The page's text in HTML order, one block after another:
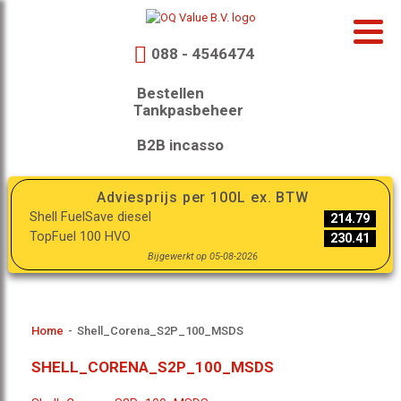
088 - 4546474
Bestellen
Tankpasbeheer
B2B incasso
Adviesprijs per 100L ex. BTW
Shell FuelSave diesel
214.79
TopFuel 100 HVO
230.41
Bijgewerkt op 05-08-2026
Home - Shell_Corena_S2P_100_MSDS
SHELL_CORENA_S2P_100_MSDS